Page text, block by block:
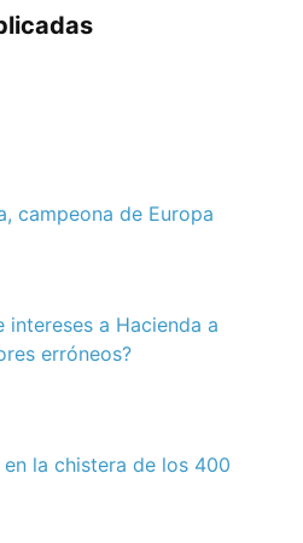
campeona de Europa
intereses a Hacienda a
erróneos?
la chistera de los 400